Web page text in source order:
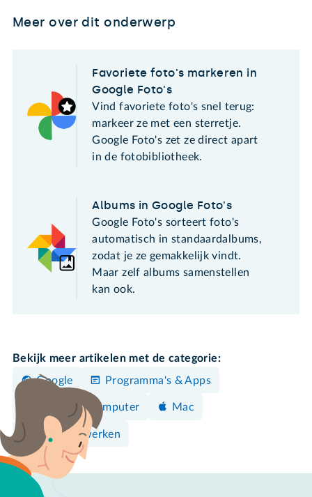
Meer over dit onderwerp
Favoriete foto's markeren in
Google Foto's
Vind favoriete foto's snel terug:
markeer ze met een sterretje.
Google Foto's zet ze direct apart
in de fotobibliotheek.
Albums in Google Foto's
Google Foto's sorteert foto's
automatisch in standaardalbums,
zodat je ze gemakkelijk vindt.
Maar zelf albums samenstellen
kan ook.
Bekijk meer artikelen met de categorie:
Google
Programma's & Apps
Windows-computer Mac
Foto's bewerken